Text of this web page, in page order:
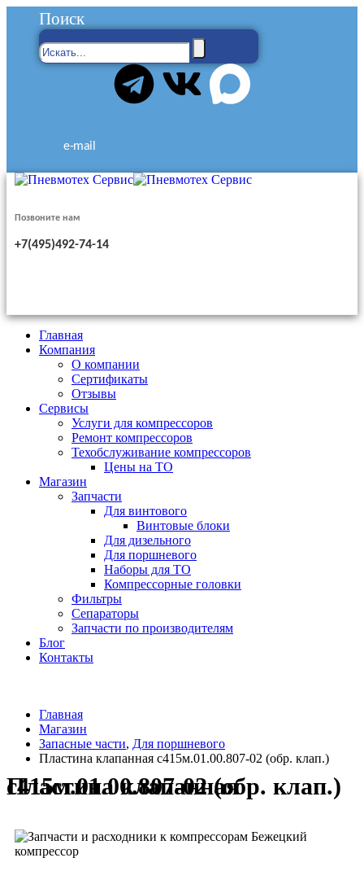
Поиск
e-mail
Позвоните нам
+7(495)492-74-14
Главная
Компания
О компании
Сертификаты
Отзывы
Сервисы
Услуги для компрессоров
Ремонт компрессоров
Техобслуживание компрессоров
Цены на ТО
Магазин
Запчасти
Для винтового
Винтовые блоки
Для дизельного
Для поршневого
Наборы для ТО
Компрессорные головки
Фильтры
Сепараторы
Запчасти по производителям
Блог
Контакты
Главная
Магазин
Запасные части, Для поршневого
Пластина клапанная с415м.01.00.807-02 (обр. клап.)
Пластина клапанная с415м.01.00.807-02 (обр. клап.)